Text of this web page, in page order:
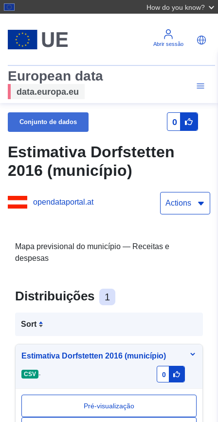
How do you know?
Abrir sessão
European data
data.europa.eu
Conjunto de dados 0
Estimativa Dorfstetten
2016 (município)
opendataportal.at Actions
Mapa previsional do município — Receitas e
despesas
Distribuições 1
Sort
Estimativa Dorfstetten 2016 (município)
CSV - 0
Pré-visualização